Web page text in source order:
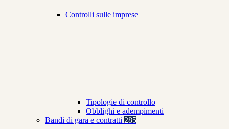
Controlli sulle imprese
Tipologie di controllo
Obblighi e adempimenti
Bandi di gara e contratti 285